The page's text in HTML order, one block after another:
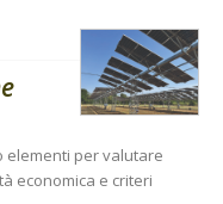
elementi per valutare
economica e criteri